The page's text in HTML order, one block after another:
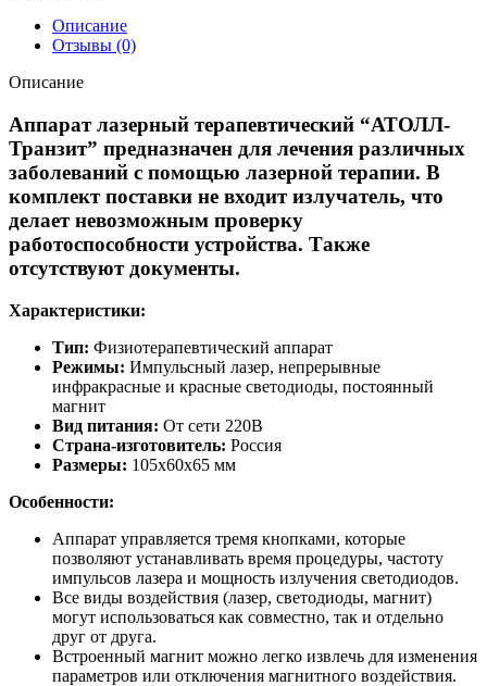
Описание
Отзывы (0)
Описание
Аппарат лазерный терапевтический “АТОЛЛ-
Транзит” предназначен для лечения различных
заболеваний с помощью лазерной терапии. В
комплект поставки не входит излучатель, что
делает невозможным проверку
работоспособности устройства. Также
отсутствуют документы.
Характеристики:
Тип: Физиотерапевтический аппарат
Режимы: Импульсный лазер, непрерывные
инфракрасные и красные светодиоды, постоянный
магнит
Вид питания: От сети 220В
Страна-изготовитель: Россия
Размеры: 105х60х65 мм
Особенности:
Аппарат управляется тремя кнопками, которые
позволяют устанавливать время процедуры, частоту
импульсов лазера и мощность излучения светодиодов.
Все виды воздействия (лазер, светодиоды, магнит)
могут использоваться как совместно, так и отдельно
друг от друга.
Встроенный магнит можно легко извлечь для изменения
параметров или отключения магнитного воздействия.